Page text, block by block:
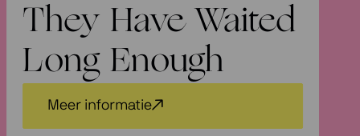
They Have Waited
Long Enough
Meer informatie